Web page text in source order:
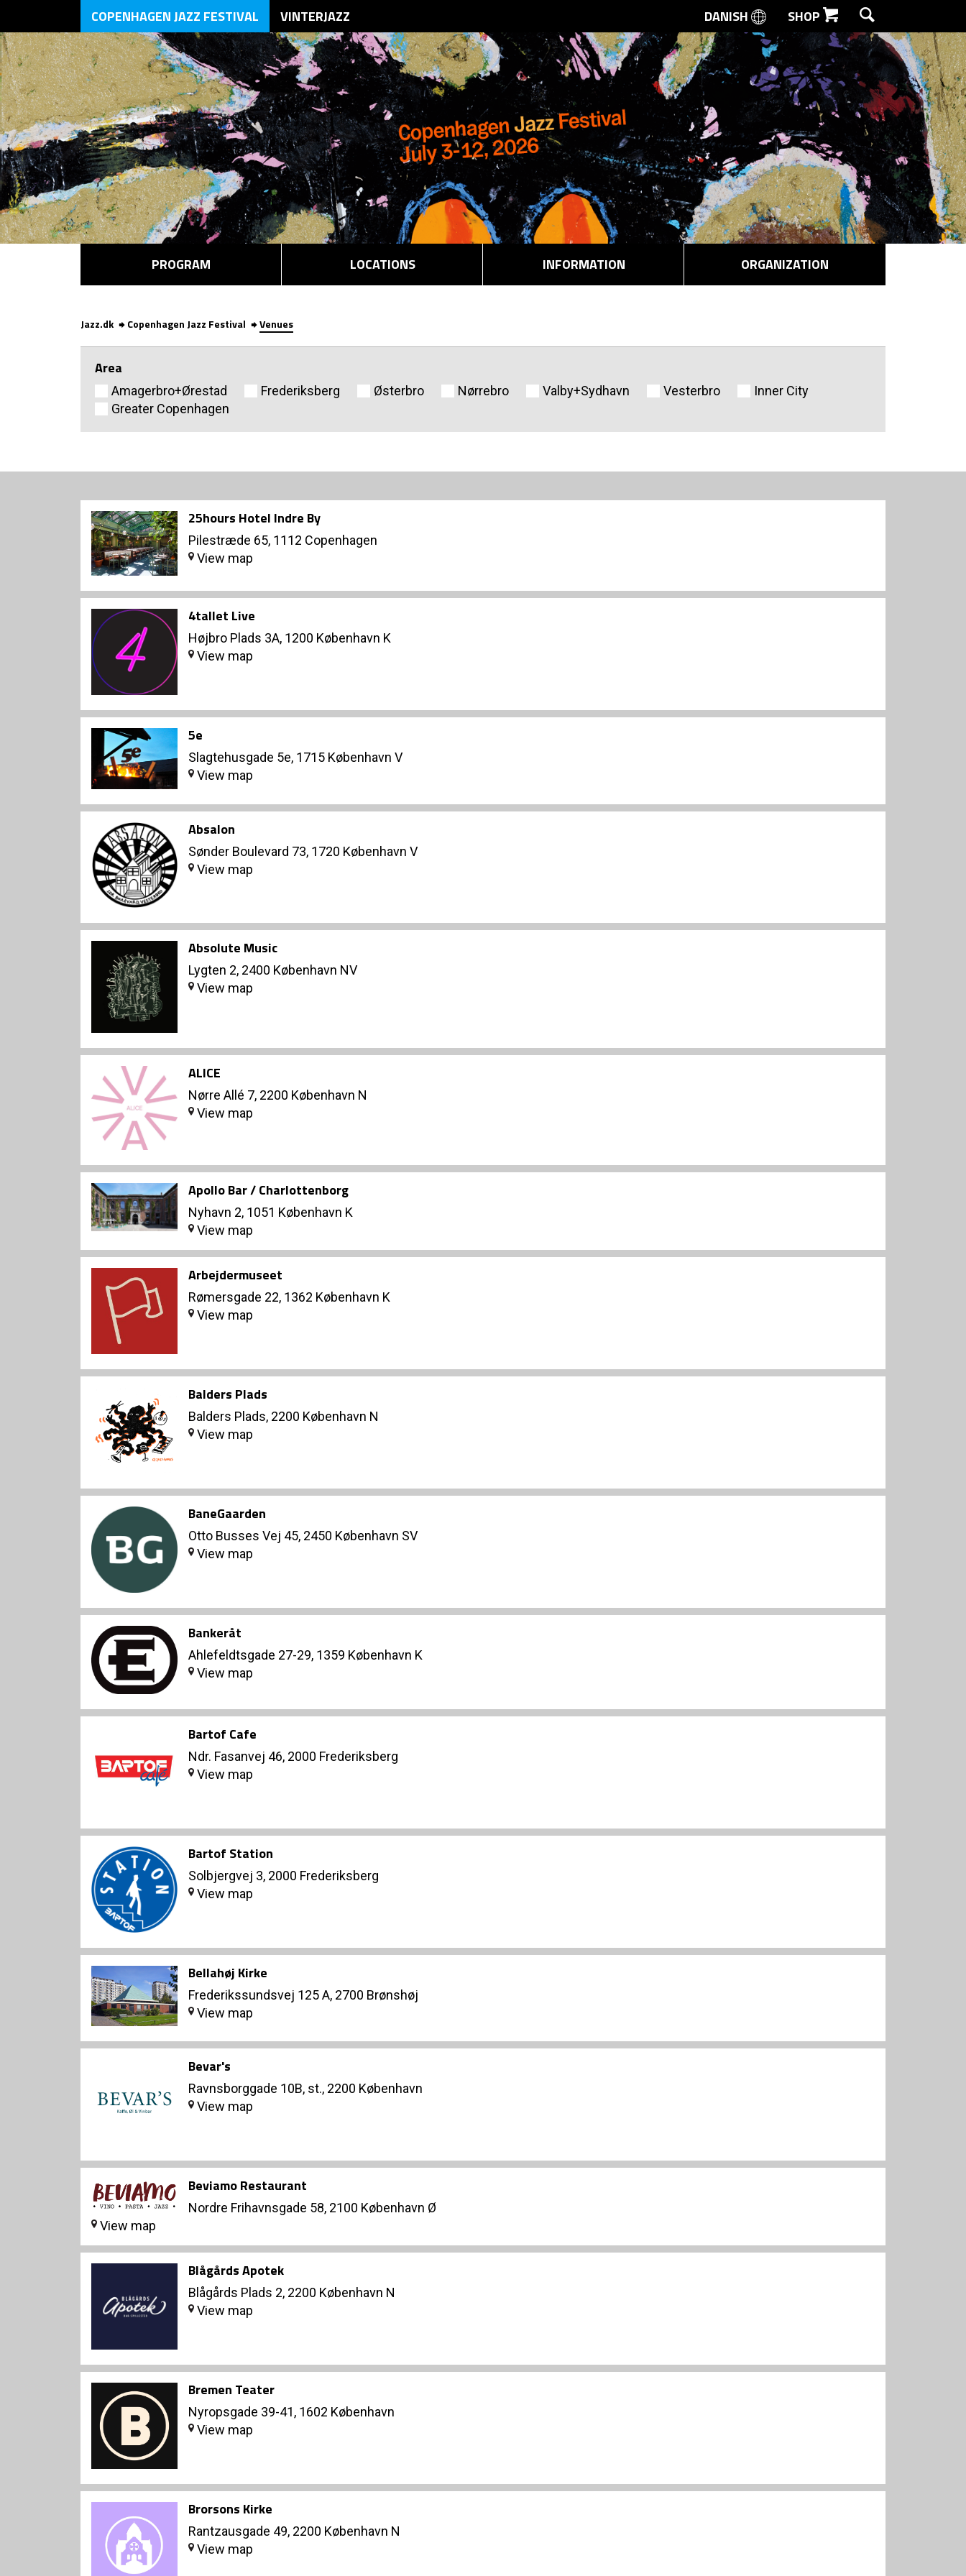
SEARCH
COPENHAGEN JAZZ FESTIVAL VINTERJAZZ DANISH SHOP
PROGRAM LOCATIONS INFORMATION ORGANIZATION
Jazz.dk Copenhagen Jazz Festival Venues
Area
Amagerbro+Ørestad Frederiksberg Østerbro Nørrebro Valby+Sydhavn Vesterbro
Inner City
Greater Copenhagen
25hours Hotel Indre By
Pilestræde 65, 1112 Copenhagen
View map
4tallet Live
Højbro Plads 3A, 1200 København K
View map
5e
Slagtehusgade 5e, 1715 København V
View map
Absalon
Sønder Boulevard 73, 1720 København V
View map
Absolute Music
Lygten 2, 2400 København NV
View map
ALICE
Nørre Allé 7, 2200 København N
View map
Apollo Bar / Charlottenborg
Nyhavn 2, 1051 København K
View map
Arbejdermuseet
Rømersgade 22, 1362 København K
View map
Balders Plads
Balders Plads, 2200 København N
View map
BaneGaarden
Otto Busses Vej 45, 2450 København SV
View map
Bankeråt
Ahlefeldtsgade 27-29, 1359 København K
View map
Bartof Cafe
Ndr. Fasanvej 46, 2000 Frederiksberg
View map
Bartof Station
Solbjergvej 3, 2000 Frederiksberg
View map
Bellahøj Kirke
Frederikssundsvej 125 A, 2700 Brønshøj
View map
Bevar's
Ravnsborggade 10B, st., 2200 København
View map
Beviamo Restaurant
Nordre Frihavnsgade 58, 2100 København Ø
View map
Blågårds Apotek
Blågårds Plads 2, 2200 København N
View map
Bremen Teater
Nyropsgade 39-41, 1602 København
View map
Brorsons Kirke
Rantzausgade 49, 2200 København N
View map